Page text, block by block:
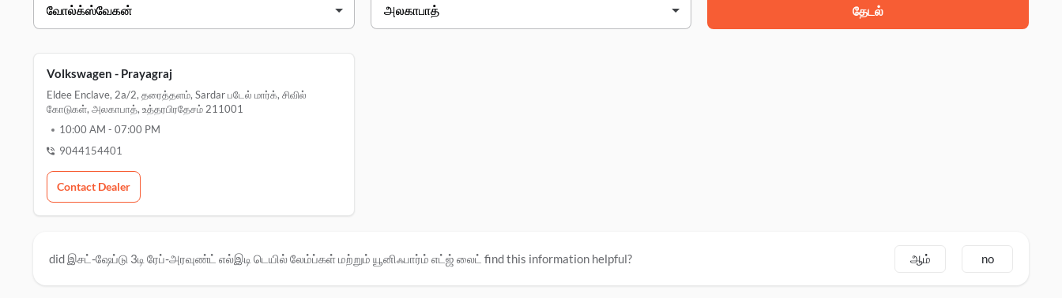
வோல்க்ஸ்வேகன் - prayagraj
eldee enclave, 2a/2, ground floor, sardar படேல் மார்க், சிவில் கோடுகள், அலகாபாத், 211001 தேடல்
Volkswagen - Prayagraj
Eldee Enclave, 2a/2, தரைத்தளம், Sardar படேல் மார்க், சிவில்
கோடுகள், அலகாபாத், உத்தரபிரதேசம் 211001
10:00 AM - 07:00 PM
9044154401
Contact Dealer
did இசட்-ஷேப்டு 3டி ரேப்-அரவுண்ட் எல்இடி டெயில் லேம்ப்கள் மற்றும் யூனிஃபார்ம் எட்ஜ் லைட் find this information helpful? ஆம் no